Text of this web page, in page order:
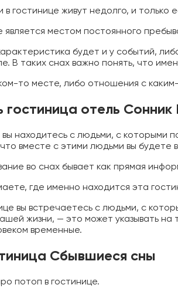
в гостинице живут недолго, и
местом постоянного
будет и у событий,
В таких снах важно понять, что
то месте, либо отношения с
гостиница отель
вы находитесь с людьми, с которыми
вместе с этими людьми вы будете
во снах бывает как прямая
где именно находится эта
вы встречаетесь с людьми, с
жизни, — это может указывать
временные.
Сбывшиеся сны
потоп в гостинице.